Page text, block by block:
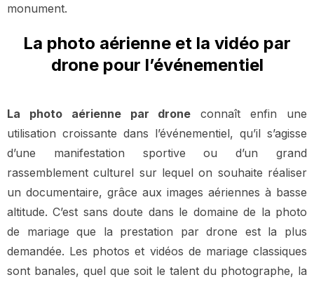
monument.
La photo aérienne et la vidéo par
drone pour l’événementiel
La photo aérienne par drone connaît enfin une
utilisation croissante dans l’événementiel, qu’il s’agisse
d’une manifestation sportive ou d’un grand
rassemblement culturel sur lequel on souhaite réaliser
un documentaire, grâce aux images aériennes à basse
altitude. C’est sans doute dans le domaine de la photo
de mariage que la prestation par drone est la plus
demandée. Les photos et vidéos de mariage classiques
sont banales, quel que soit le talent du photographe, la